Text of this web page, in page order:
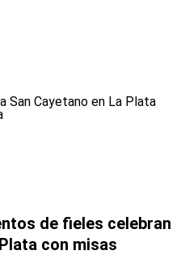
de fieles celebran
con misas